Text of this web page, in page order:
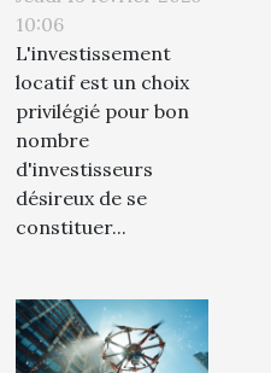
rentabilité de
votre
investissement
locatif
10:06
L'investissement
locatif est un choix
privilégié pour bon
nombre
d'investisseurs
désireux de se
constituer...